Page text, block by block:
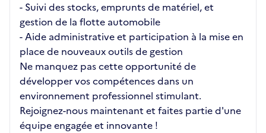
- Suivi des stocks, emprunts de matériel, et
gestion de la flotte automobile
- Aide administrative et participation à la mise en
place de nouveaux outils de gestion
Ne manquez pas cette opportunité de
développer vos compétences dans un
environnement professionnel stimulant.
Rejoignez-nous maintenant et faites partie d'une
équipe engagée et innovante !